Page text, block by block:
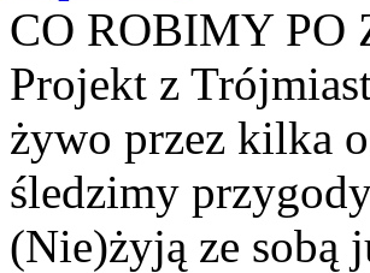
CO ROBIMY PO
Projekt z
żywo przez kilka
śledzimy
(Nie)żyją ze sobą